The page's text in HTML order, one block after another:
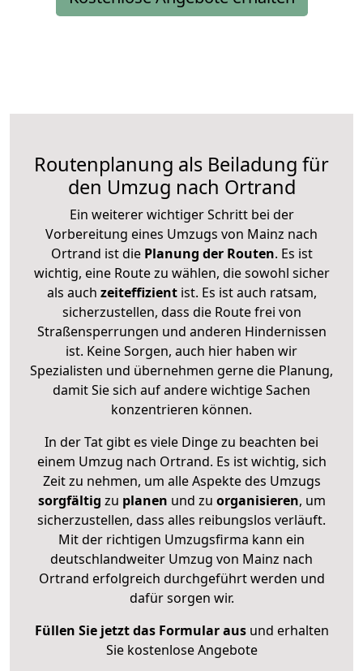
Routenplanung als Beiladung für
den Umzug nach Ortrand
Ein weiterer wichtiger Schritt bei der
Vorbereitung eines Umzugs von Mainz nach
Ortrand ist diePlanung der Routen. Es ist
wichtig, eine Route zu wählen, die sowohl sicher
als auch zeiteffizientist. Es ist auch ratsam,
sicherzustellen, dass die Route frei von
Straßensperrungen und anderen Hindernissen
ist. Keine Sorgen, auch hier haben wir
Spezialisten und übernehmen gerne die Planung,
damit Sie sich auf andere wichtige Sachen
konzentrieren können.
In der Tat gibt es viele Dinge zu beachten bei
einem Umzug nach Ortrand. Es ist wichtig, sich
Zeit zu nehmen, um alle Aspekte des Umzugs
sorgfältig zu planen und zu organisieren, um
sicherzustellen, dass alles reibungslos verläuft.
Mit der richtigen Umzugsfirma kann ein
deutschlandweiter Umzug von Mainz nach
Ortrand erfolgreich durchgeführt werden und
dafür sorgen wir.
Füllen Sie jetzt das Formular ausund erhalten
Sie kostenlose Angebote